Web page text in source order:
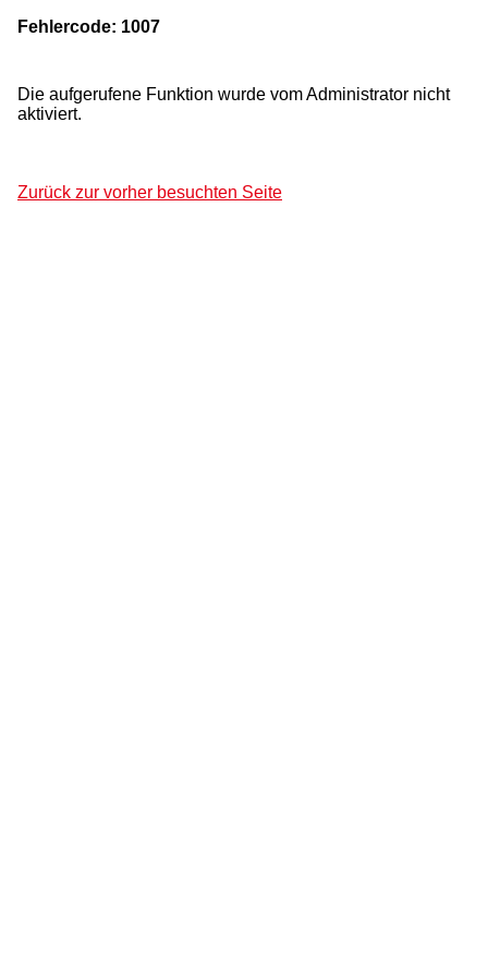
Fehlercode: 1007
Die aufgerufene Funktion wurde vom Administrator nicht
aktiviert.
Zurück zur vorher besuchten Seite